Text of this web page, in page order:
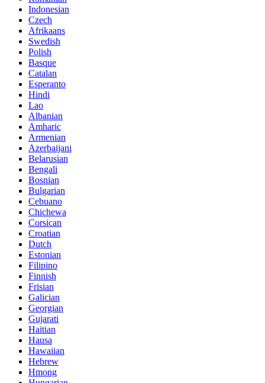
Indonesian
Czech
Afrikaans
Swedish
Polish
Basque
Catalan
Esperanto
Hindi
Lao
Albanian
Amharic
Armenian
Azerbaijani
Belarusian
Bengali
Bosnian
Bulgarian
Cebuano
Chichewa
Corsican
Croatian
Dutch
Estonian
Filipino
Finnish
Frisian
Galician
Georgian
Gujarati
Haitian
Hausa
Hawaiian
Hebrew
Hmong